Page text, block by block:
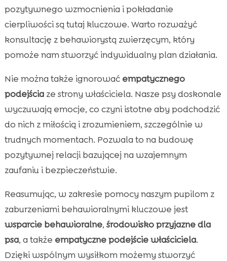
pozytywnego wzmocnienia i pokładanie
cierpliwości są tutaj kluczowe. Warto rozważyć
konsultację z behawiorystą zwierzęcym, który
pomoże nam stworzyć indywidualny plan działania.
Nie można także ignorować empatycznego
podejściaze strony właściciela. Nasze psy doskonale
wyczuwają emocje, co czyni istotne aby podchodzić
do nich z miłością i zrozumieniem, szczególnie w
trudnych momentach. Pozwala to na budowę
pozytywnej relacji bazującej na wzajemnym
zaufaniu i bezpieczeństwie.
Reasumując, w zakresie pomocy naszym pupilom z
zaburzeniami behawioralnymi kluczowe jest
wsparcie behawioralne, środowisko przyjazne dla
psa, a także empatyczne podejście właściciela.
Dzięki wspólnym wysiłkom możemy stworzyć